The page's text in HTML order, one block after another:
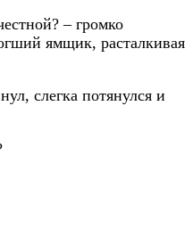
– громко
ямщик, расталкивая
слегка потянулся и